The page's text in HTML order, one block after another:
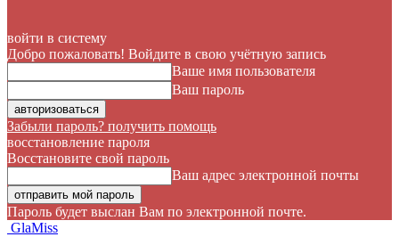
войти в систему
Добро пожаловать! Войдите в свою учётную запись
Ваше имя пользователя
Ваш пароль
Забыли пароль? получить помощь
восстановление пароля
Восстановите свой пароль
Ваш адрес электронной почты
Пароль будет выслан Вам по электронной почте.
GlaMiss